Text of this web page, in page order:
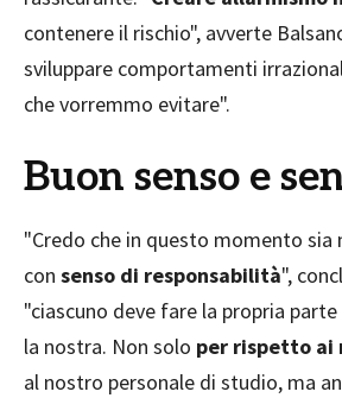
contenere il rischio", avverte
sviluppare comportamenti
che vorremmo evitare".
Buon senso e
"Credo che in questo momento sia
con senso di responsabilità",
"ciascuno deve fare la propria
la nostra. Non solo per rispetto ai
al nostro personale di studio, ma